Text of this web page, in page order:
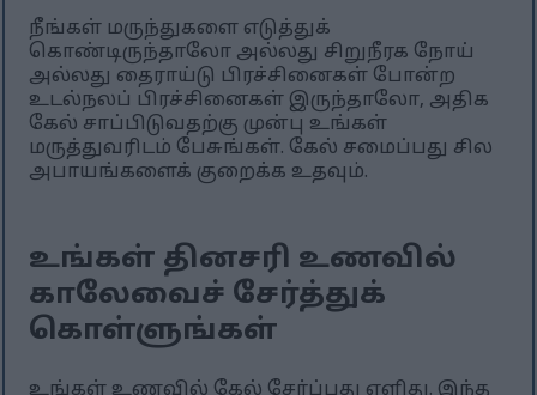
நீங்கள் மருந்துகளை எடுத்துக்
கொண்டிருந்தாலோ அல்லது சிறுநீரக நோய்
அல்லது தைராய்டு பிரச்சினைகள் போன்ற
உடல்நலப் பிரச்சினைகள் இருந்தாலோ, அதிக
கேல் சாப்பிடுவதற்கு முன்பு உங்கள்
மருத்துவரிடம் பேசுங்கள். கேல் சமைப்பது சில
அபாயங்களைக் குறைக்க உதவும்.
உங்கள் தினசரி உணவில்
காலேவைச் சேர்த்துக்
கொள்ளுங்கள்